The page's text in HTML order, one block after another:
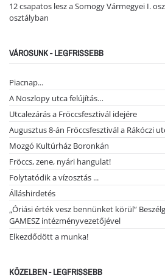
12 csapatos lesz a Somogy Vármegyei I.
osztályban
VÁROSUNK - LEGFRISSEBB
Piacnap...
A Noszlopy utca felújítás…
Utcalezárás a Fröccsfesztivál idejére
Augusztus 8-án Fröccsfesztivál a Rákóczi
Mozgó Kultúrház Boronkán
Fröccs, zene, nyári hangulat!
Folytatódik a vízosztás ...
Álláshirdetés
„Óriási érték vesz bennünket körül”
GAMESZ intézményvezetőjével
Elkezdődött a munka!
KÖZELBEN - LEGFRISSEBB